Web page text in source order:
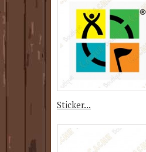
Sticker...